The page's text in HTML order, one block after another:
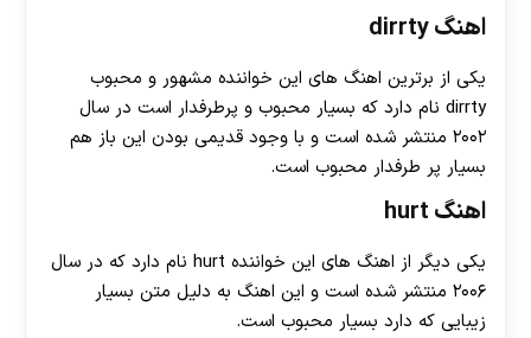
اهنگ dirrty
یکی از برترین اهنگ های این خواننده مشهور و محبوب
dirrty نام دارد که بسیار محبوب و پرطرفدار است در سال
۲۰۰۲ منتشر شده است و با وجود قدیمی بودن این باز هم
بسیار پر طرفدار محبوب است.
اهنگ hurt
یکی دیگر از اهنگ های این خواننده hurt نام دارد که در سال
۲۰۰۶ منتشر شده است و این اهنگ به دلیل متن بسیار
زیبایی که دارد بسیار محبوب است.